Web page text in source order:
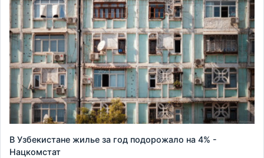
В Узбекистане жилье за год подорожало на 4% -
Нацкомстат